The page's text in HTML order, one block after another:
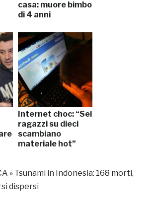
casa: muore bimbo
di 4 anni
Internet choc: “Sei
ragazzi su dieci
scambiano
materiale hot”
» Tsunami in Indonesia: 168 morti,
dispersi